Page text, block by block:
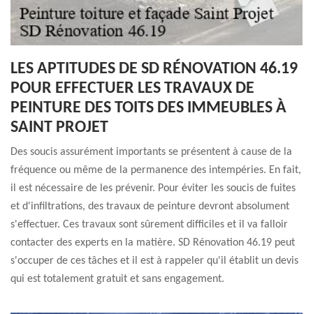
LES APTITUDES DE SD RÉNOVATION 46.19
POUR EFFECTUER LES TRAVAUX DE
PEINTURE DES TOITS DES IMMEUBLES À
SAINT PROJET
Des soucis assurément importants se présentent à cause de la
fréquence ou même de la permanence des intempéries. En fait,
il est nécessaire de les prévenir. Pour éviter les soucis de fuites
et d'infiltrations, des travaux de peinture devront absolument
s'effectuer. Ces travaux sont sûrement difficiles et il va falloir
contacter des experts en la matière. SD Rénovation 46.19 peut
s'occuper de ces tâches et il est à rappeler qu'il établit un devis
qui est totalement gratuit et sans engagement.